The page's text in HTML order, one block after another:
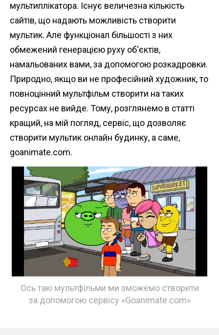
мультиплікатора. Існує величезна кількість
сайтів, що надають можливість створити
мультик. Але функціонал більшості з них
обмежений генерацією руху об'єктів,
намальованих вами, за допомогою розкадровки.
Природно, якщо ви не професійний художник, то
повноцінний мультфільм створити на таких
ресурсах не вийде. Тому, розглянемо в статті
кращий, на мій погляд, сервіс, що дозволяє
створити мультик онлайн будинку, а саме,
goanimate.com.
Ось такі мультфільми ми зможемо створити
за допомогою сервісу «Goanimate.com»